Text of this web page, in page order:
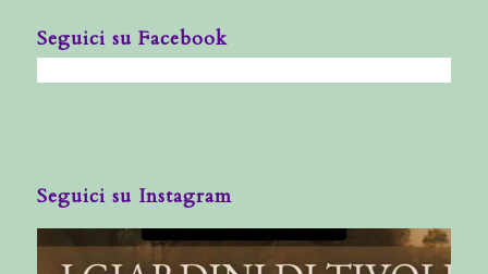
Seguici su Facebook
Seguici su Instagram